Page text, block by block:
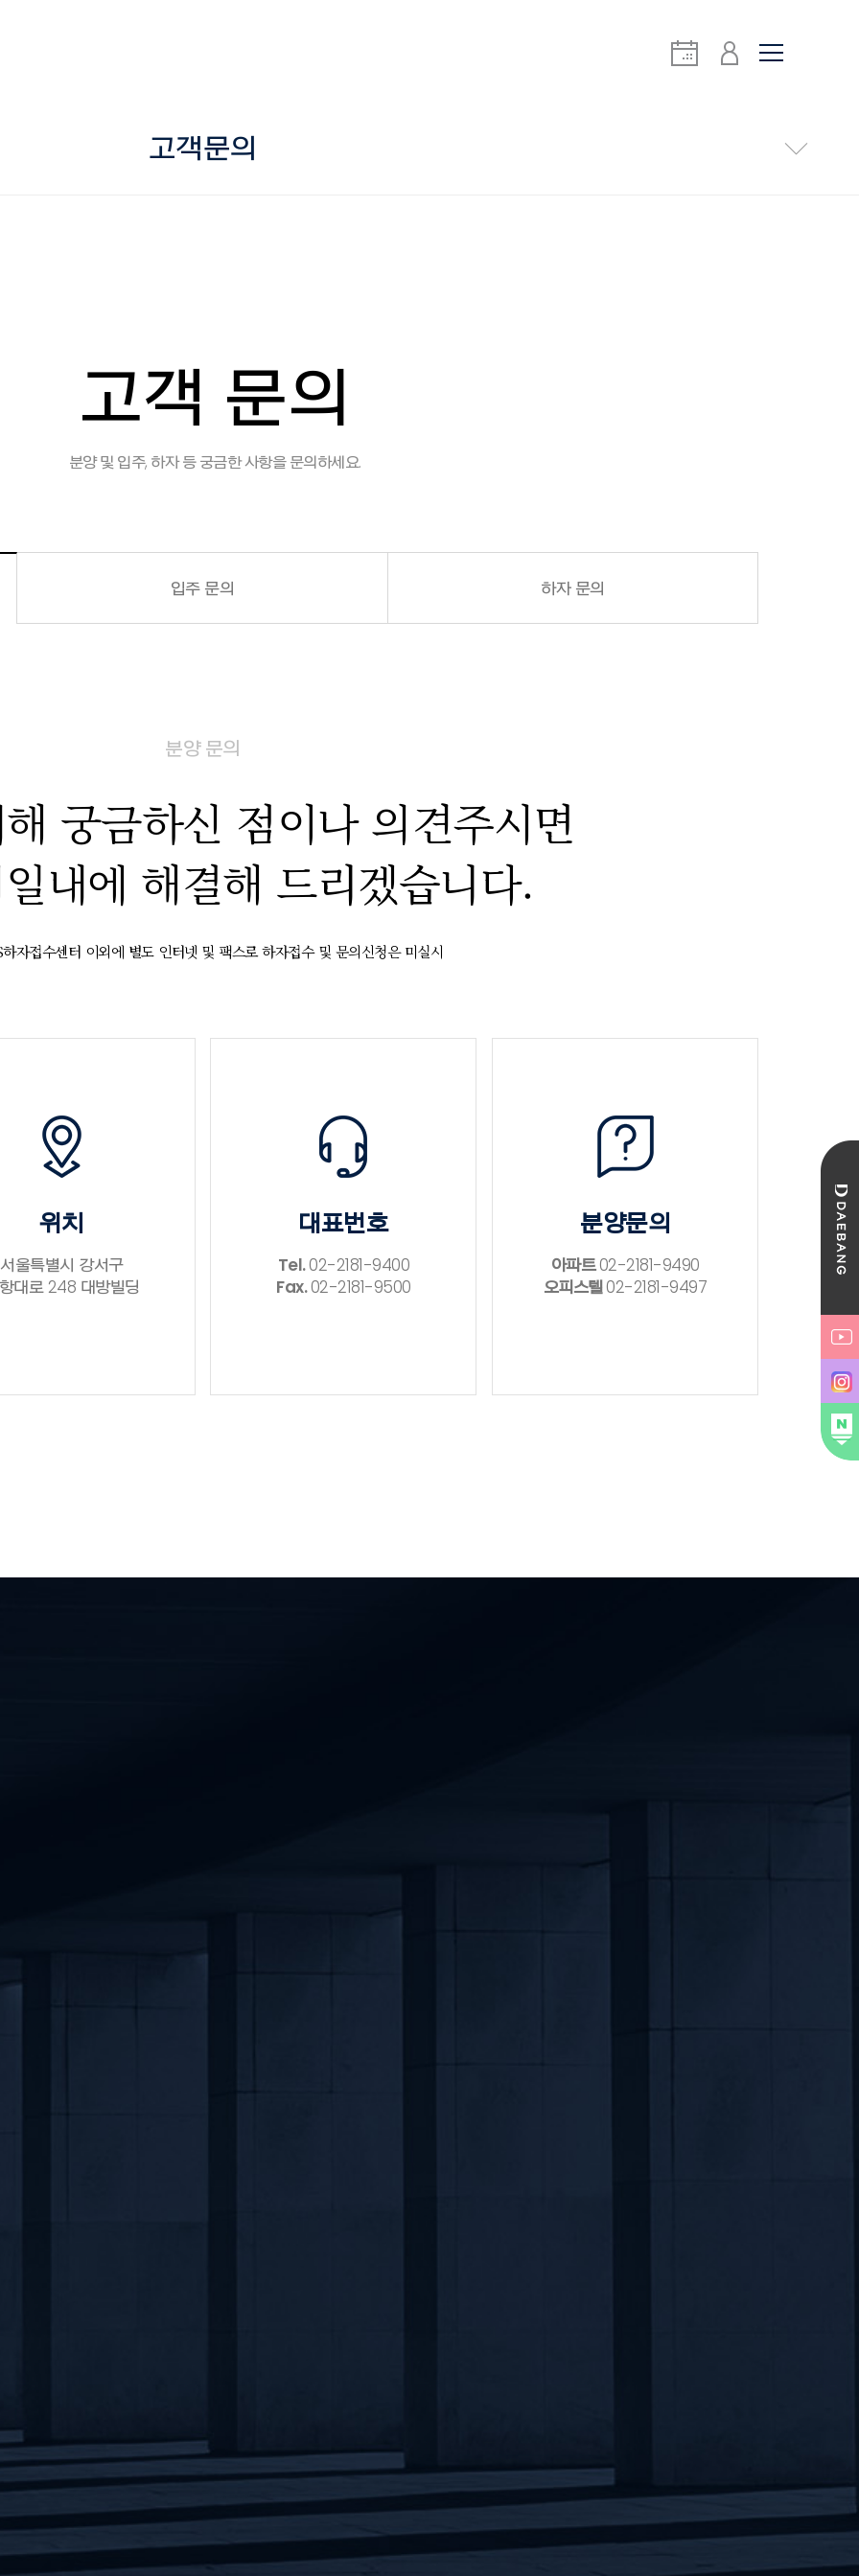
고객문의
고객 문의
분양 및 입주, 하자 등 궁금한 사항을 문의하세요.
입주 문의 하자 문의
분양 문의
궁금하신 점이나 의견주시면
내에 해결해 드리겠습니다.
자접수센터 이외에 별도 인터넷 및 팩스로 하자접수 및 문의신청은 미실시
위치
서울특별시 강서구
대로 248 대방빌딩
대표번호
Tel.02-2181-9400
Fax.02-2181-9500
분양문의
아파트02-2181-9490
오피스텔02-2181-9497